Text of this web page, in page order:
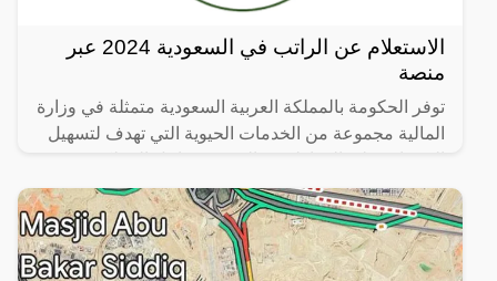
الاستعلام عن الراتب في السعودية 2024 عبر
منصة
توفر الحكومة بالمملكة العربية السعودية متمثلة في وزارة
المالية مجموعة من الخدمات الحيوية التي تهدف لتسهيل
شاغلي